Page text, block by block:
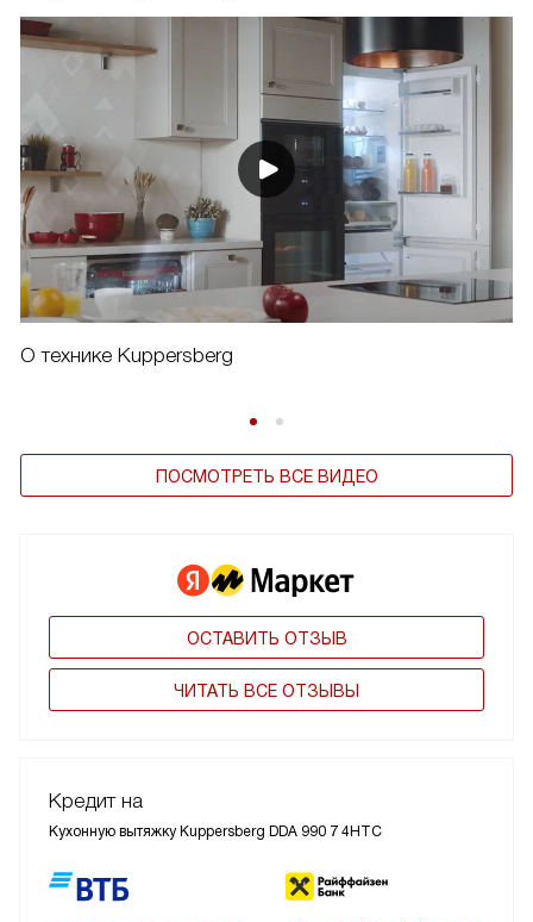
О технике Kuppersberg
ПОСМОТРЕТЬ ВСЕ ВИДЕО
ОСТАВИТЬ ОТЗЫВ
ЧИТАТЬ ВСЕ ОТЗЫВЫ
Кредит на
Кухонную вытяжку Kuppersberg DDA 990 7 4HTC